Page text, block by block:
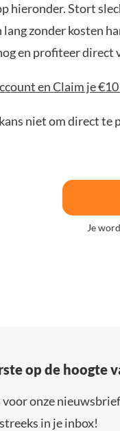
hieronder. Stort
lang zonder kosten
en profiteer
en Claim je
niet om direct
Je
op de hoogte
voor onze
in je inbox!